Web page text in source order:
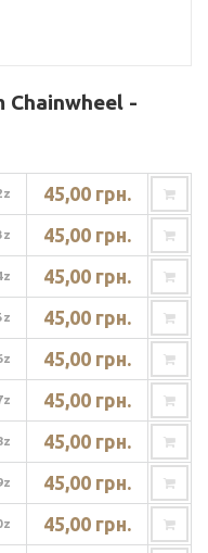
Chainwheel -
45,00 грн.
45,00 грн.
45,00 грн.
45,00 грн.
45,00 грн.
45,00 грн.
45,00 грн.
45,00 грн.
45,00 грн.